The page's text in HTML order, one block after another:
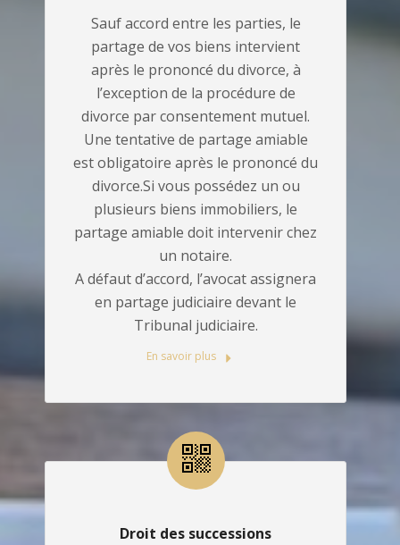
Sauf accord entre les parties, le
partage de vos biens intervient
après le prononcé du divorce, à
l’exception de la procédure de
divorce par consentement mutuel.
Une tentative de partage amiable
est obligatoire après le prononcé du
divorce.Si vous possédez un ou
plusieurs biens immobiliers, le
partage amiable doit intervenir chez
un notaire.
A défaut d’accord, l’avocat assignera
en partage judiciaire devant le
Tribunal judiciaire.
En savoir plus
Droit des successions